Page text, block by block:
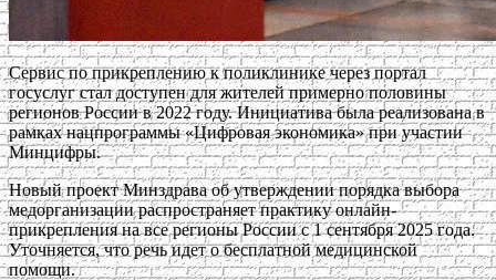
Сервис по прикреплению к поликлинике через портал
госуслуг стал доступен для жителей примерно половины
регионов России в 2022 году. Инициатива была реализована в
рамках нацпрограммы «Цифровая экономика» при участии
Минцифры.
Новый проект Минздрава об утверждении порядка выбора
медорганизации распространяет практику онлайн-
прикрепления на все регионы России с 1 сентября 2025 года.
Уточняется, что речь идет о бесплатной медицинской
помощи.